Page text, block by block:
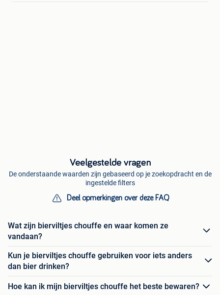
Veelgestelde vragen
De onderstaande waarden zijn gebaseerd op je zoekopdracht en de
ingestelde filters
Deel opmerkingen over deze FAQ
Wat zijn bierviltjes chouffe en waar komen ze
vandaan?
Kun je bierviltjes chouffe gebruiken voor iets anders
dan bier drinken?
Hoe kan ik mijn bierviltjes chouffe het beste bewaren?